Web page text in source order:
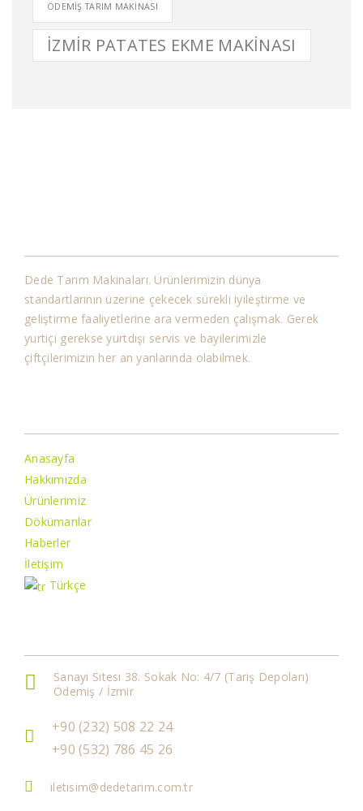
ÖDEMIŞ TARIM MAKINASI
İZMIR PATATES EKME MAKINASI
Dede Tarım Makinaları. Ürünlerimizin dünya
standartlarının üzerine çekecek sürekli iyileştirme ve
geliştirme faaliyetlerine ara vermeden çalışmak. Gerek
yurtiçi gerekse yurtdışı servis ve bayilerimizle
çiftçilerimizin her an yanlarında olabilmek.
Anasayfa
Hakkımızda
Ürünlerimiz
Dökümanlar
Haberler
İletişim
Türkçe
Sanayi Sitesi 38. Sokak No: 4/7 (Tariş Depoları)
Ödemiş / İzmir
+90 (232) 508 22 24
+90 (532) 786 45 26
iletisim@dedetarim.com.tr